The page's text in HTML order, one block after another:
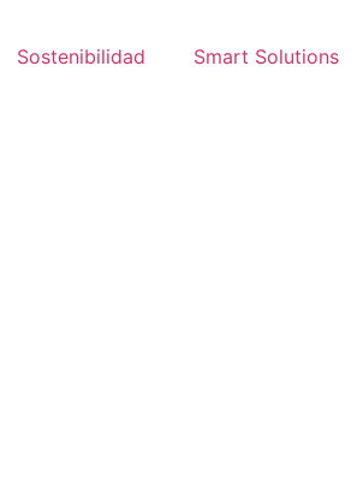
Sostenibilidad Smart Solutions